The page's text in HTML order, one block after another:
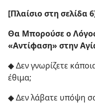
[Πλαίσιο στη σελίδα
Θα Μπορούσε ο
«Αντίφαση» στην
◆ Δεν γνωρίζετε
έθιμα;
◆ Δεν λάβατε υπόψη